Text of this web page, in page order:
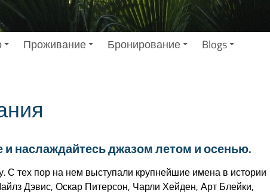
Проживание Бронирование Blogs
и наслаждайтесь джазом летом и осенью.
тех пор на нем выступали крупнейшие имена в истории
Дэвис, Оскар Питерсон, Чарли Хейден, Арт Блейки,